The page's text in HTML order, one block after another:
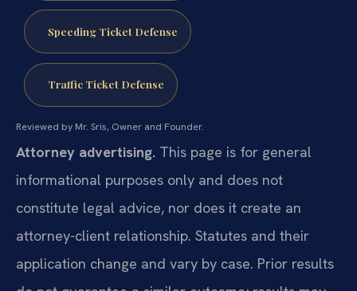
Speeding Ticket Defense
Traffic Ticket Defense
Reviewed by Mr. Sris, Owner and Founder.
Attorney advertising. This page is for general
informational purposes only and does not
constitute legal advice, nor does it create an
attorney-client relationship. Statutes and their
application change and vary by case. Prior results